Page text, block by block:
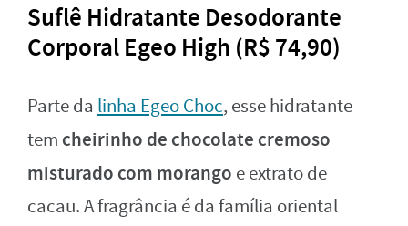
Suflê Hidratante Desodorante
Corporal Egeo High (R$ 74,90)
Parte da linha Egeo Choc, esse hidratante
tem cheirinho de chocolate cremoso
misturado com morango e extrato de
cacau. A fragrância é da família oriental